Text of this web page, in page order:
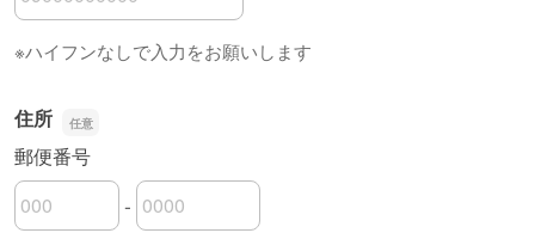
※ハイフンなしで入力をお願いします
住所
郵便番号
郵便番号の上3桁
-
郵便番号の下4桁